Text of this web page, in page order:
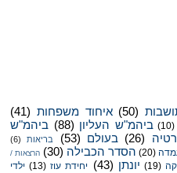
(50) איחוד משפחות (41)
(10) ביהמ"ש העליון (88) ביהמ"ש
(26) בעולם (53) בריאות (6)
(20) הסדר הכבילה (30) הרצאות /
(19) יונתן (43) יחידת עוז (13) ילדי